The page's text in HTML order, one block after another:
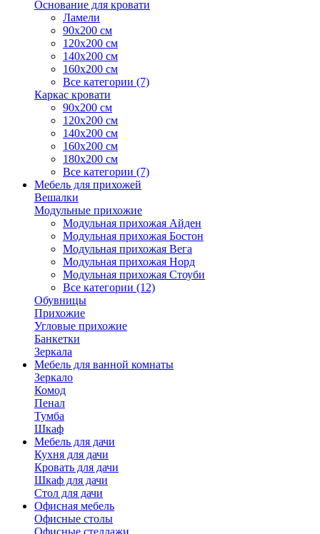
Основание для кровати
Ламели
90х200 см
120х200 см
140х200 см
160х200 см
Все категории (7)
Каркас кровати
90х200 см
120х200 см
140х200 см
160х200 см
180х200 см
Все категории (7)
Мебель для прихожей
Вешалки
Модульные прихожие
Модульная прихожая Айден
Модульная прихожая Бостон
Модульная прихожая Вега
Модульная прихожая Норд
Модульная прихожая Стоуби
Все категории (12)
Обувницы
Прихожие
Угловые прихожие
Банкетки
Зеркала
Мебель для ванной комнаты
Зеркало
Комод
Пенал
Тумба
Шкаф
Мебель для дачи
Кухня для дачи
Кровать для дачи
Шкаф для дачи
Стол для дачи
Офисная мебель
Офисные столы
Офисные стеллажи